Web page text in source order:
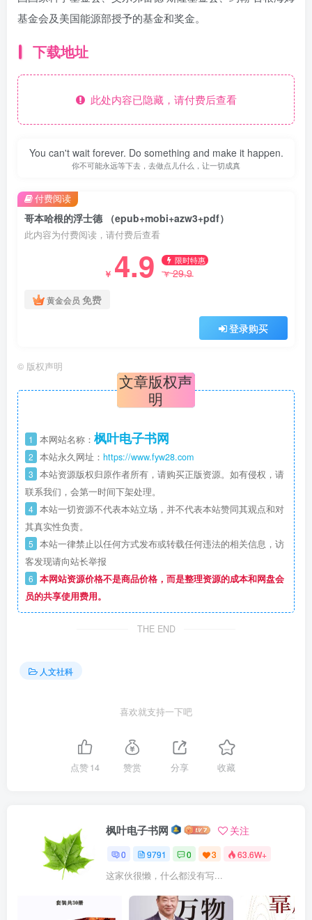
基金会及美国能源部授予的基金和奖金。
下载地址
此处内容已隐藏，请付费后查看
You can't wait forever. Do something and make it happen.
你不可能永远等下去，去做点儿什么，让一切成真
哥本哈根的浮士德 （epub+mobi+azw3+pdf）
此内容为付费阅读，请付费后查看
￥ 4.9 限时特惠
￥29.9
黄金会员 免费
登录购买
付费阅读
© 版权声明
文章版权声
明
1 本网站名称： 枫叶电子书网
2 本站永久网址： https://www.fyw28.com
3 本站资源版权归原作者所有，请购买正版资源。如有侵权，请
联系我们，会第一时间下架处理。
4 本站一切资源不代表本站立场，并不代表本站赞同其观点和对
其真实性负责。
5 本站一律禁止以任何方式发布或转载任何违法的相关信息，访
客发现请向站长举报
6 本网站资源价格不是商品价格，而是整理资源的成本和网盘会
员的共享使用费用。
THE END
人文社科
喜欢就支持一下吧
点赞14 赞赏 分享 收藏
枫叶电子书网 关注
0 9791 0 3 63.6W+
这家伙很懒，什么都没有写...